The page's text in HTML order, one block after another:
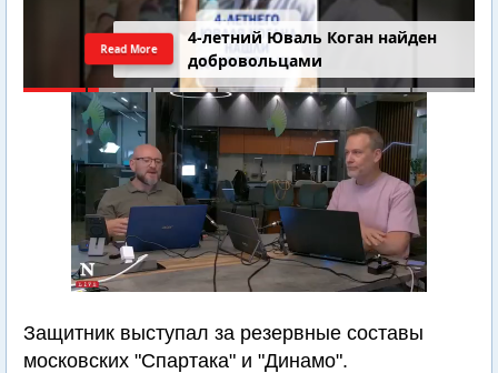
4-летний Юваль Коган найден
добровольцами
Read More
Защитник выступал за резервные составы
московских "Спартака" и "Динамо".